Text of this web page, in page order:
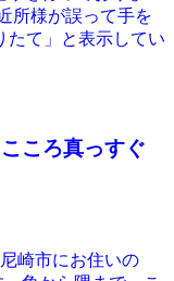
所様が誤って手を
て」と表示してい
ころ真っすぐ
崎市にお住いの